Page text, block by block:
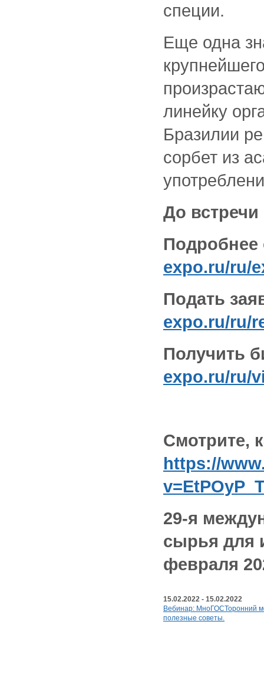
специи.
Еще одна
линейку
Бразилии
сорбет из
До
Подробнее
expo.ru/ru/
Подать
expo.ru/ru/
Получить
expo.ru/ru/
Смотрите,
https://
29-я
сырья для
февраля
15.02.2022 - 15.02.2022
Вебинар: МноГОСТоронний
полезные советы.